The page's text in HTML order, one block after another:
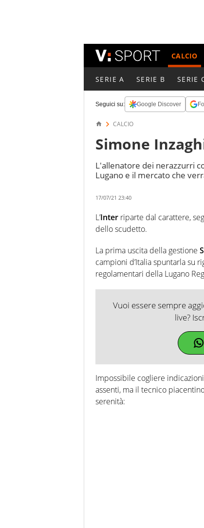
CALCIO
SERIE A SERIE B SERIE
Seguici su: Google Discover
CALCIO
Simone
L'allenatore dei nerazzurri
Lugano e il mercato che
17/07/21 23:40
L’Inter riparte dal carattere,
dello scudetto.
La prima uscita della gestione
campioni d’Italia spuntarla su
regolamentari della Lugano
Vuoi essere sempre
live?
Impossibile cogliere
assenti, ma il tecnico
serenità: